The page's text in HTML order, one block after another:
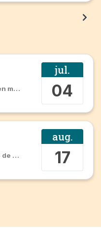
met zondag 16 augustus
jul.
04
de gehele dag
aug.
17